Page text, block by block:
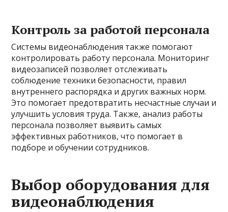
Контроль за работой персонала
Системы видеонаблюдения также помогают
контролировать работу персонала. Мониторинг
видеозаписей позволяет отслеживать
соблюдение техники безопасности, правил
внутреннего распорядка и других важных норм.
Это помогает предотвратить несчастные случаи и
улучшить условия труда. Также, анализ работы
персонала позволяет выявить самых
эффективных работников, что помогает в
подборе и обучении сотрудников.
Выбор оборудования для
видеонаблюдения